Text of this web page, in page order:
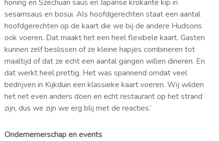
honing en Szechuan saus en Japanse krokante kip in
sesamsaus en bosui. Als hoofdgerechten staat een aantal
hoofdgerechten op de kaart die we bij de andere Hudsons
ook voeren. Dat maakt het een heel flexibele kaart. Gasten
kunnen zelf beslissen of ze kleine hapjes combineren tot
maaltijd of dat ze echt een aantal gangen willen dineren. En
dat werkt heel prettig. Het was spannend omdat veel
bedrijven in Kijkduin een klassieke kaart voeren. Wij wilden
het net even anders doen en echt restaurant op het strand
zijn, dus we zijn we erg blij met de reacties.’
Ondernemerschap en events